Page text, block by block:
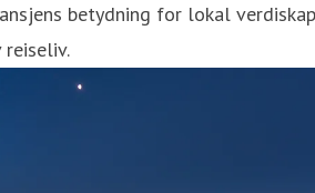
betydning for lokal
reiseliv.